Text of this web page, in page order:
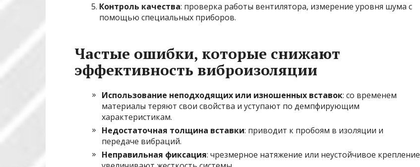
Контроль качества: проверка работы вентилятора, измерение уровня шума с
помощью специальных приборов.
Частые ошибки, которые снижают
эффективность виброизоляции
Использование неподходящих или изношенных вставок: со временем
материалы теряют свои свойства и уступают по демпфирующим
характеристикам.
Недостаточная толщина вставки: приводит к пробоям в изоляции и
передаче вибраций.
Неправильная фиксация: чрезмерное натяжение или неустойчивое крепление